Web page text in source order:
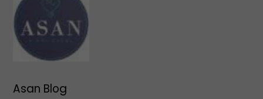
Asan Blog